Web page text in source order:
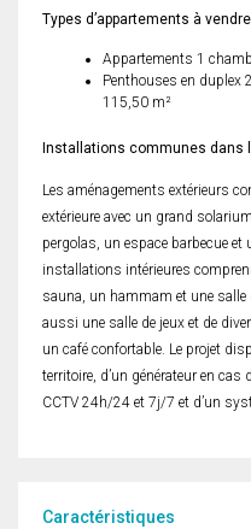
Types d’appartements à vendre
Appartements 1
Penthouses en duplex
115,50 m²
Installations communes dans
Les aménagements extérieurs
extérieure avec un grand
pergolas, un espace barbecue et
installations intérieures
sauna, un hammam et une salle
aussi une salle de jeux et de
un café confortable. Le projet
territoire, d’un générateur en cas
CCTV 24h/24 et 7j/7 et d’un
Caractéristiques